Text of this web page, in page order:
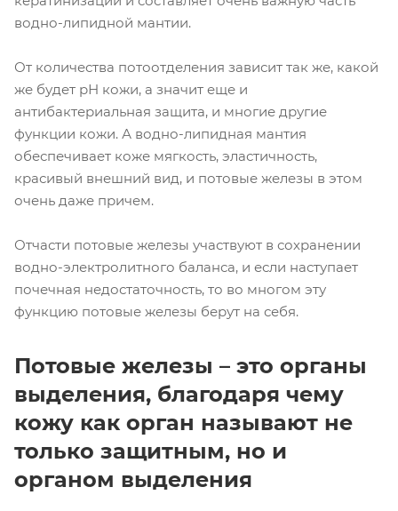
водно-липидной мантии.
От количества потоотделения зависит так же, какой
же будет рН кожи, а значит еще и
антибактериальная защита, и многие другие
функции кожи. А водно-липидная мантия
обеспечивает коже мягкость, эластичность,
красивый внешний вид, и потовые железы в этом
очень даже причем.
Отчасти потовые железы участвуют в сохранении
водно-электролитного баланса, и если наступает
почечная недостаточность, то во многом эту
функцию потовые железы берут на себя.
Потовые железы – это органы
выделения, благодаря чему
кожу как орган называют не
только защитным, но и
органом выделения